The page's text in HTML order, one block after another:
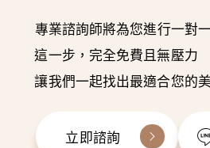
專業諮詢師將為您進行一對
這一步，完全免費且無壓力
讓我們一起找出最適合您的
立即諮詢